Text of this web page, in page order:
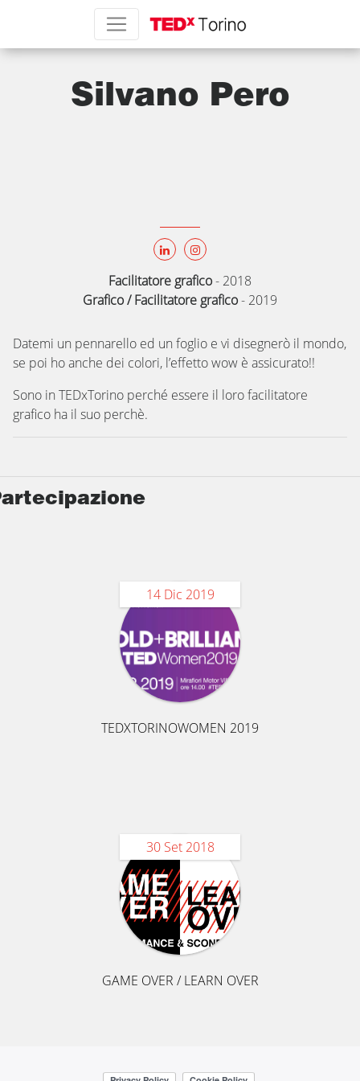
Silvano Pero
Facilitatore grafico- 2018
Grafico / Facilitatore grafico- 2019
Datemi un pennarello ed un foglio e vi disegnerò il mondo,
se poi ho anche dei colori, l’effetto wow è assicurato!!
Sono in TEDxTorino perché essere il loro facilitatore
grafico ha il suo perchè.
14 Dic 2019
TEDXTORINOWOMEN 2019
30 Set 2018
GAME OVER / LEARN OVER